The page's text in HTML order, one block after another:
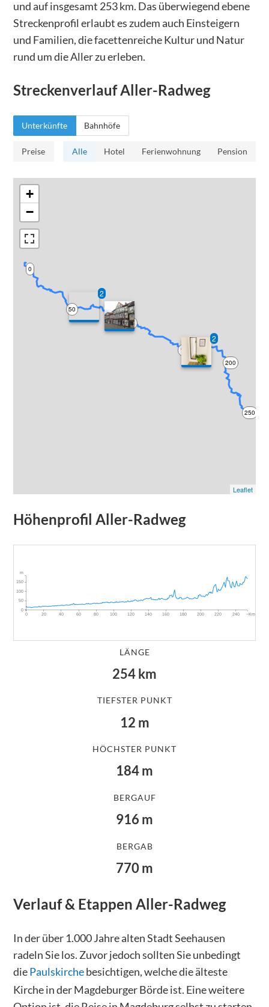
und auf insgesamt 253 km. Das überwiegend ebene
Streckenprofil erlaubt es zudem auch Einsteigern
und Familien, die facettenreiche Kultur und Natur
rund um die Aller zu erleben.
StreckenverlaufAller-Radweg
Unterkünfte Bahnhöfe
Preise Alle Hotel Ferienwohnung Pension
2
2
0
50
100
150
200
250
+
−
Leaflet
Höhenprofil Aller-Radweg
0 20 40 60 80 100 120 140 160 180 200 220 240 ~Km
0
50
100
150
m
LÄNGE
254km
TIEFSTER PUNKT
12 m
HÖCHSTER PUNKT
184m
BERGAUF
916 m
BERGAB
770m
Verlauf & Etappen Aller-Radweg
In der über 1.000 Jahre alten Stadt Seehausen
radeln Sie los. Zuvor jedoch sollten Sie unbedingt
diePaulskirchebesichtigen, welche die älteste
Kirche in der Magdeburger Börde ist. Eine weitere